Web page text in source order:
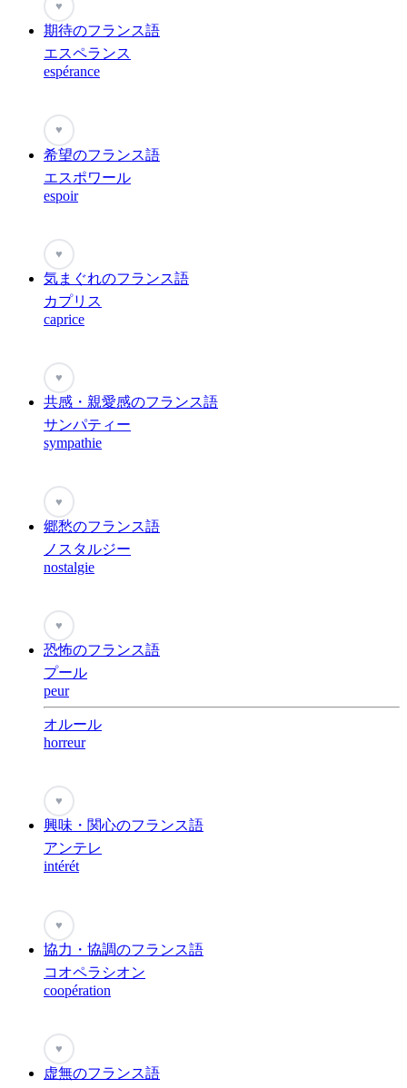
♥
期待のフランス語
エスペランス
espérance
♥
希望のフランス語
エスポワール
espoir
♥
気まぐれのフランス語
カプリス
caprice
♥
共感・親愛感のフランス語
サンパティー
sympathie
♥
郷愁のフランス語
ノスタルジー
nostalgie
♥
恐怖のフランス語
プール
peur
オルール
horreur
♥
興味・関心のフランス語
アンテレ
intérét
♥
協力・協調のフランス語
コオペラシオン
coopération
♥
虚無のフランス語